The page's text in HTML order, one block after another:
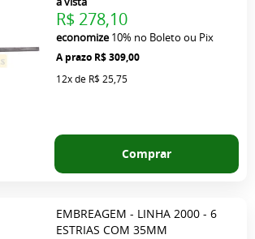
R$ 309,00
R$ 278,10
economize10% no Boleto ou Pix
12xde R$ 25,75
Comprar
EMBREAGEM - LINHA 2000 - 6
ESTRIAS COM 35MM